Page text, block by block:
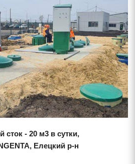
проект
сток - 20 м3 в сутки,
Елецкий р-н